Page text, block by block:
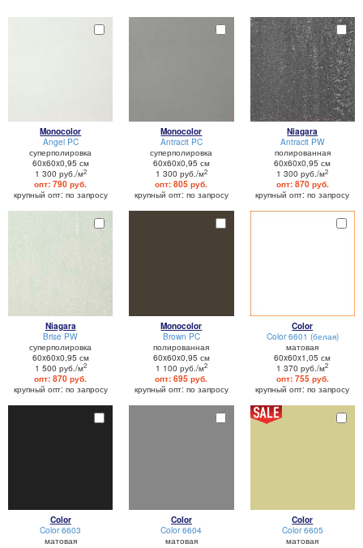
Monocolor
Angel PC
суперполировка
60x60x0,95 см
1 300 руб./м2
опт: 790 руб.
крупный опт: по запросу
Monocolor
Antracit PC
суперполировка
60x60x0,95 см
1 300 руб./м2
опт: 805 руб.
крупный опт: по запросу
Niagara
Antracit PW
полированная
60x60x0,95 см
1 300 руб./м2
опт: 870 руб.
крупный опт: по запросу
Niagara
Brise PW
суперполировка
60x60x0,95 см
1 500 руб./м2
опт: 870 руб.
крупный опт: по запросу
Monocolor
Brown PC
полированная
60x60x0,95 см
1 100 руб./м2
опт: 695 руб.
крупный опт: по запросу
Color
Color 6601 (белая)
матовая
60x60x1,05 см
1 370 руб./м2
опт: 755 руб.
крупный опт: по запросу
Color
Color 6603
матовая
Color
Color 6604
матовая
Color
Color 6605
матовая